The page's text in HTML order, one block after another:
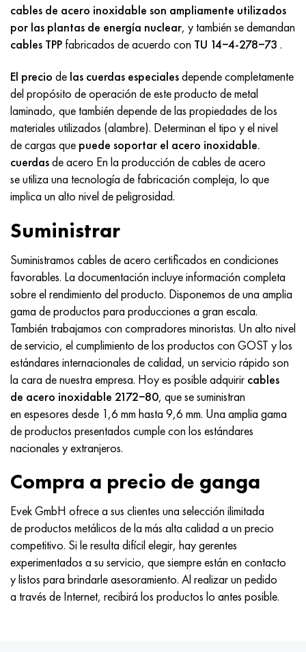
cables de acero inoxidable son ampliamente utilizados
por las plantas de energía nuclear, y también se demandan
cables TPP fabricados de acuerdo con TU 14−4-278−73 .
El precio de las cuerdas especialesdepende completamente
del propósito de operación de este producto de metal
laminado, que también depende de las propiedades de los
materiales utilizados (alambre). Determinan el tipo y el nivel
de cargas que puede soportar el acero inoxidable.
cuerdasde acero En la producción de cables de acero
se utiliza una tecnología de fabricación compleja, lo que
implica un alto nivel de peligrosidad.
Suministrar
Suministramos cables de acero certificados en condiciones
favorables. La documentación incluye información completa
sobre el rendimiento del producto. Disponemos de una amplia
gama de productos para producciones a gran escala.
También trabajamos con compradores minoristas. Un alto nivel
de servicio, el cumplimiento de los productos con GOST y los
estándares internacionales de calidad, un servicio rápido son
la cara de nuestra empresa. Hoy es posible adquirir cables
de acero inoxidable 2172−80, que se suministran
en espesores desde 1,6 mm hasta 9,6 mm. Una amplia gama
de productos presentados cumple con los estándares
nacionales y extranjeros.
Compra a precio de ganga
Evek GmbH ofrece a sus clientes una selección ilimitada
de productos metálicos de la más alta calidad a un precio
competitivo. Si le resulta difícil elegir, hay gerentes
experimentados a su servicio, que siempre están en contacto
y listos para brindarle asesoramiento. Al realizar un pedido
a través de Internet, recibirá los productos lo antes posible.
Nicrofer 5923 hMo
Nicrofer 6030
Nitronik 40
Nitronik 50
Nitrónico 60
Nitronik 75
Nimonic 80a
Nimónico 90
Nimónico 263
Haynes 25
Haynes 188
Haynes 230
Hastelloy b2
Hastelloy b3
hastelloy c4
hastelloy c22
Hastelloy C-276
Hastelloy C2000
79NM, Lupa 7904
80NM
80NMV-VI
80NHS
81HMA
Tipos de aleaciones de precisión
termobimetales
tubo de precisión
HN75MBTYu
XN75TBYu
XN77TYu
XN77TYUR
ХН78Т
HN80TBY
N65M, EP982
H70MFV
A LAS 6
TS-6
14 titanio
SP-17
40 titanio
1.4574 - Aleación PH 15-7 Mo®
1.4580 - AISI 316Cb
1.4597 - AISI 204Cu
Aleación 28 - 1.4563
Aleación 31 - 1.4562
Aleación 254smo® - 1.4547
Aleación 926 - 1.4529
AM-350 - ams 5548
AM-355 - ams 5547
Custom 450® - uns S45000
Ascoloy griego 418
Tubería resistente a la corrosión
18X12VMBFR
20X12VNMF
20Х3FMI
21NKMT
37X12N8G8MFB
40X10X2M
45Х14Н14В2М
50X14MF
65X13
90X18MF
95X18
30hgsa, 30hgsa
30hgsn2a, 30hgsna
30xn2ma, 30CrNiMo8
30хн3а, 31nicr14
34khn3ma, 36NiCrMo16, 35NiCrMo16
35hgs, 35hgs
35hgsa, 35hgsa
ac35g2, 36smnpb14, 1.0765
38x2n2ma, 34CrNiMo6, 40NiCrMo7
40hn2ma, 34CrNiMo4, 36hnm
38hs, 37hs
38XA, 37Cr4, AISI 5135
38HN3MFA, 35nicrmov12-5
40G, 40Mn4, AISI 1035
38XM, 42CrMo4, AISI 1.7225
40ХН, 36NiCr6, AISI 3135
40XFA, 1.7223, AISI 4142
45X, 45h, 1.7035